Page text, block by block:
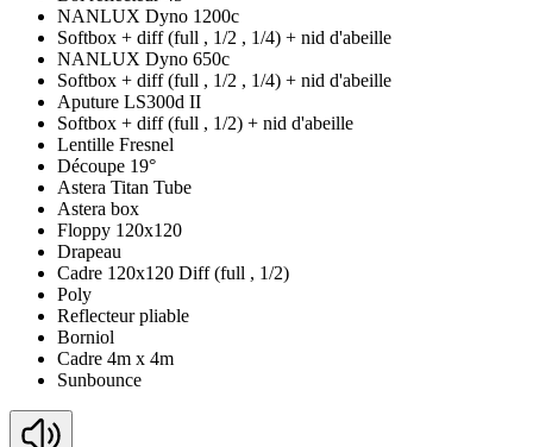
NANLUX Dyno 1200c
Softbox + diff (full , 1/2 , 1/4) + nid d'abeille
NANLUX Dyno 650c
Softbox + diff (full , 1/2 , 1/4) + nid d'abeille
Aputure LS300d II
Softbox + diff (full , 1/2) + nid d'abeille
Lentille Fresnel
Découpe 19°
Astera Titan Tube
Astera box
Floppy 120x120
Drapeau
Cadre 120x120 Diff (full , 1/2)
Poly
Reflecteur pliable
Borniol
Cadre 4m x 4m
Sunbounce